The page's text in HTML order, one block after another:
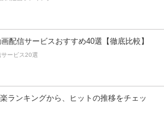
配信サービスおすすめ40選【徹底比較】
ービス20選
ランキングから、ヒットの推移をチェッ